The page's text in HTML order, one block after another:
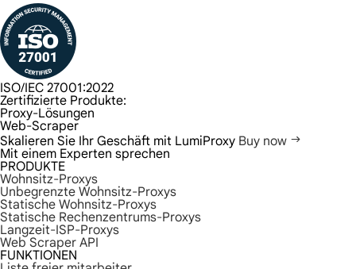
ISO/IEC 27001:2022
Zertifizierte Produkte:
Proxy-Lösungen
Web-Scraper
Skalieren Sie Ihr Geschäft mit LumiProxy Buy now
Mit einem Experten sprechen
PRODUKTE
Wohnsitz-Proxys
Unbegrenzte Wohnsitz-Proxys
Statische Wohnsitz-Proxys
Statische Rechenzentrums-Proxys
Langzeit-ISP-Proxys
Web Scraper API
FUNKTIONEN